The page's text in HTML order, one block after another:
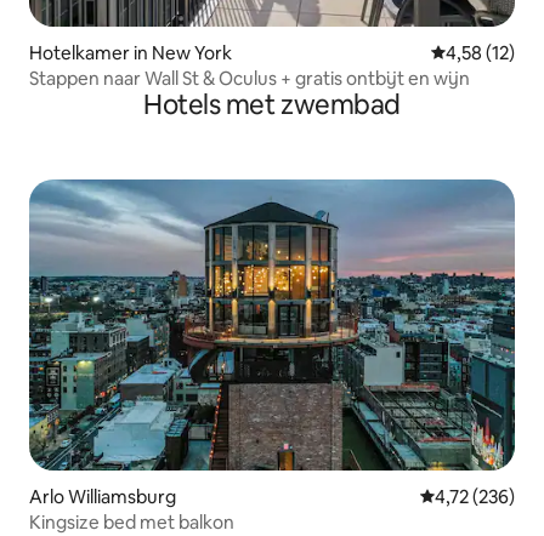
Hotelkamer in New York Gemiddelde
4,58 (12)
Stappen naar Wall St & Oculus + gratis ontbijt en wijn
Hotels met zwembad
Arlo Williamsburg Gemiddelde
4,72 (236)
Kingsize bed met balkon